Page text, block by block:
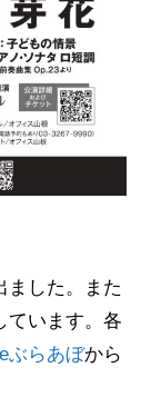
ました。また
ています。各
eぶらあぼから